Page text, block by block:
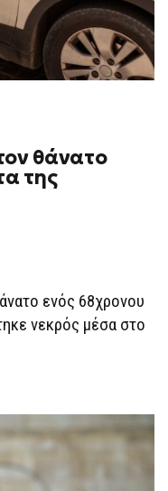
θάνατο
της
ενός 68χρονου
νεκρός μέσα στο